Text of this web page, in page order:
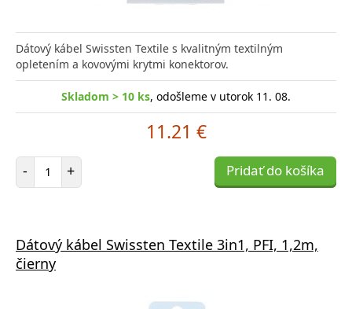
Dátový kábel Swissten Textile s kvalitným textilným
opletením a kovovými krytmi konektorov.
Skladom > 10 ks, odošleme v utorok 11. 08.
11.21 €
- Počet položiek
+ Pridať do košíka
Dátový kábel Swissten Textile 3in1, PFI, 1,2m,
čierny